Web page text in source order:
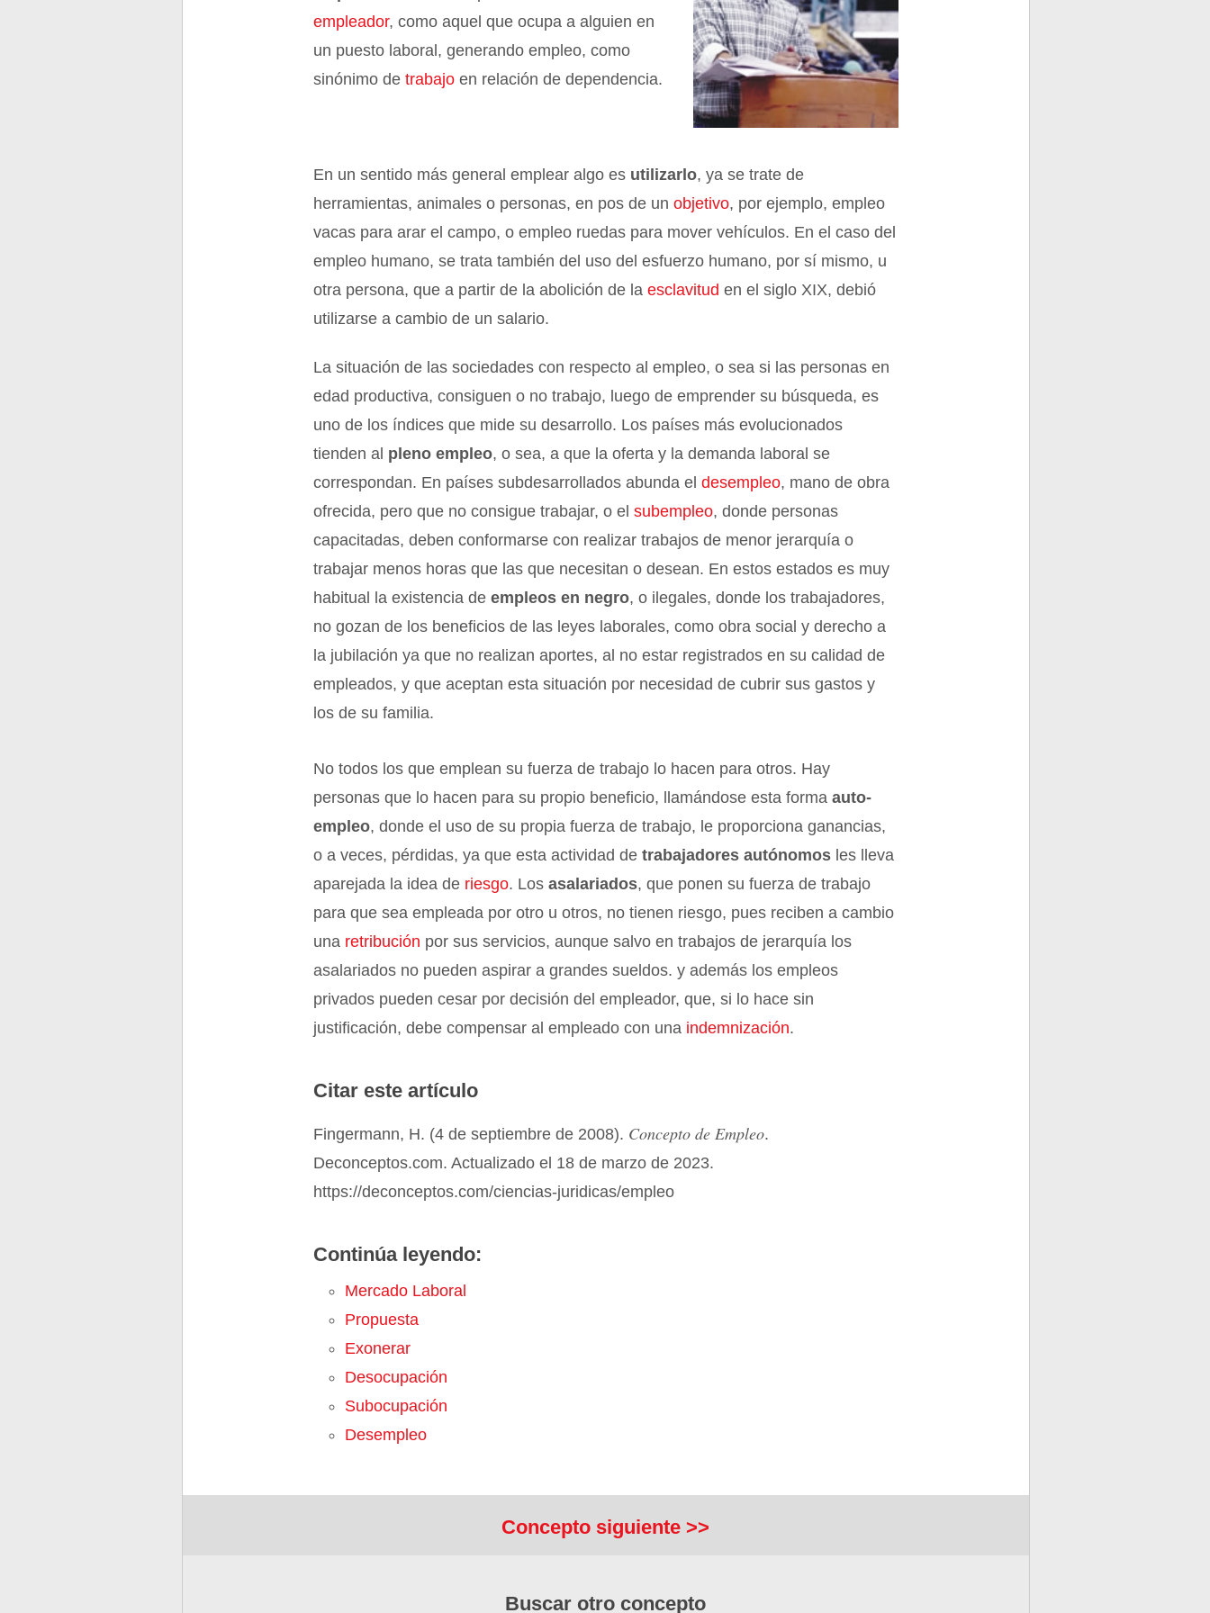
empleador, como aquel que ocupa a alguien en
un puesto laboral, generando empleo, como
sinónimo detrabajo en relación de dependencia.
En un sentido más general emplear algo es utilizarlo, ya se trate de
herramientas, animales o personas, en pos de unobjetivo, por ejemplo, empleo
vacas para arar el campo, o empleo ruedas para mover vehículos. En el caso del
empleo humano, se trata también del uso del esfuerzo humano, por sí mismo, u
otra persona, que a partir de la abolición de laesclavitud en el siglo XIX, debió
utilizarse a cambio de un salario.
La situación de las sociedades con respecto al empleo, o sea si las personas en
edad productiva, consiguen o no trabajo, luego de emprender su búsqueda, es
uno de los índices que mide su desarrollo. Los países más evolucionados
tienden al pleno empleo, o sea, a que la oferta y la demanda laboral se
correspondan. En países subdesarrollados abunda eldesempleo, mano de obra
ofrecida, pero que no consigue trabajar, o elsubempleo, donde personas
capacitadas, deben conformarse con realizar trabajos de menor jerarquía o
trabajar menos horas que las que necesitan o desean. En estos estados es muy
habitual la existencia deempleos en negro, o ilegales, donde los trabajadores,
no gozan de los beneficios de las leyes laborales, como obra social y derecho a
la jubilación ya que no realizan aportes, al no estar registrados en su calidad de
empleados, y que aceptan esta situación por necesidad de cubrir sus gastos y
los de su familia.
No todos los que emplean su fuerza de trabajo lo hacen para otros. Hay
personas que lo hacen para su propio beneficio, llamándose esta formaauto-
empleo, donde el uso de su propia fuerza de trabajo, le proporciona ganancias,
o a veces, pérdidas, ya que esta actividad detrabajadores autónomos les lleva
aparejada la idea de riesgo. Losasalariados, que ponen su fuerza de trabajo
para que sea empleada por otro u otros, no tienen riesgo, pues reciben a cambio
una retribución por sus servicios, aunque salvo en trabajos de jerarquía los
asalariados no pueden aspirar a grandes sueldos. y además los empleos
privados pueden cesar por decisión del empleador, que, si lo hace sin
justificación, debe compensar al empleado con una indemnización.
Citar este artículo
Fingermann, H. (4 de septiembre de 2008). Concepto de Empleo.
Deconceptos.com. Actualizado el 18 de marzo de 2023.
https://deconceptos.com/ciencias-juridicas/empleo
Continúa leyendo:
Mercado Laboral
Propuesta
Exonerar
Desocupación
Subocupación
Desempleo
Concepto siguiente >>
Buscar otro concepto